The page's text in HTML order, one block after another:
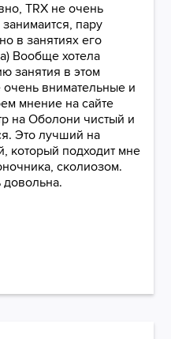
TRX не очень
пару
в занятиях его
Вообще хотела
занятия в этом
очень внимательные и
мнение на сайте
на Оболони чистый и
Это лучший на
который подходит мне
сколиозом.